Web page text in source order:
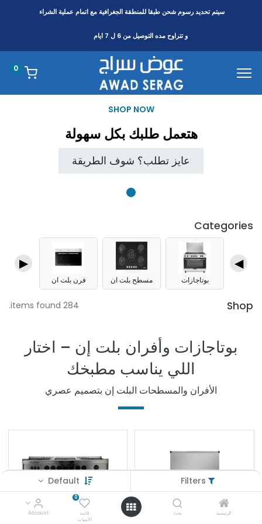
Filters
Default
الرئيسية بحث
0
قائمة
الأمنيات
Account
سيتم تحديد رسوم شحن طبقا للمنطقةالجغرافية مع اتمام عملية الشراء
و تتراوح مده التوصيل من 6 ل 7 ايام
0
SHOP NOW
هتعمل طلبك بكل سهولة
عايز تطلب؟ شوف الطريقة
Categories
◀
بوتاجازات مسطح بلت ان فرن بلت ان
▶
Shop
284 items found.
بوتاجازات وأفران بلت إن – اختار
اللي يناسب مطبخك
الأفران والمسطحات البلت إن بتصميم عصري